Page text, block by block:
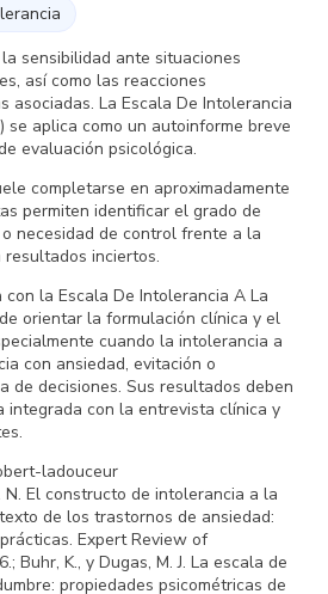
sensibilidad ante situaciones
así como las reacciones
asociadas. La Escala De Intolerancia
se aplica como un autoinforme breve
evaluación psicológica.
completarse en aproximadamente
permiten identificar el grado de
necesidad de control frente a la
inciertos.
la Escala De Intolerancia A La
orientar la formulación clínica y el
cuando la intolerancia a
con ansiedad, evitación o
de decisiones. Sus resultados deben
integrada con la entrevista clínica y
ladouceur
N. El constructo de intolerancia a la
de los trastornos de ansiedad:
Expert Review of
Buhr, K., y Dugas, M. J. La escala de
propiedades psicométricas de